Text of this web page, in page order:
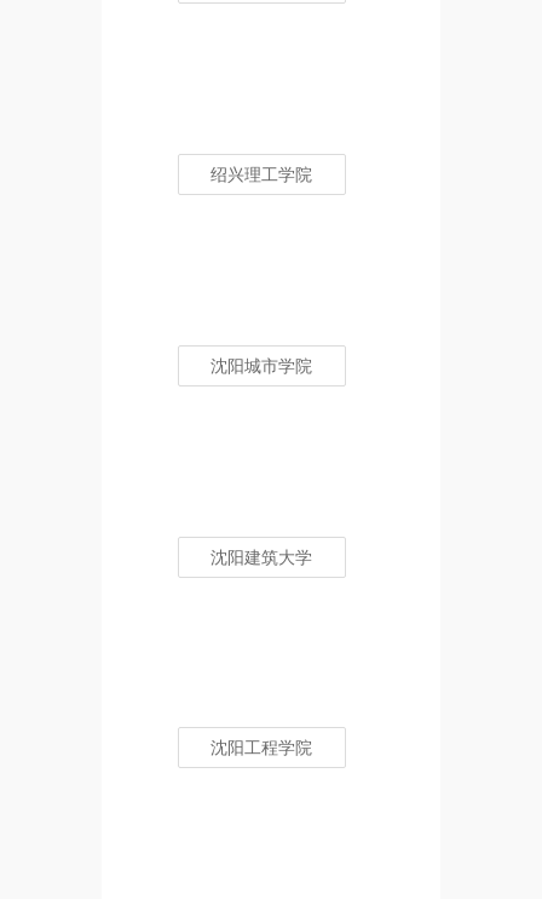
绍兴理工学院
沈阳城市学院
沈阳建筑大学
沈阳工程学院